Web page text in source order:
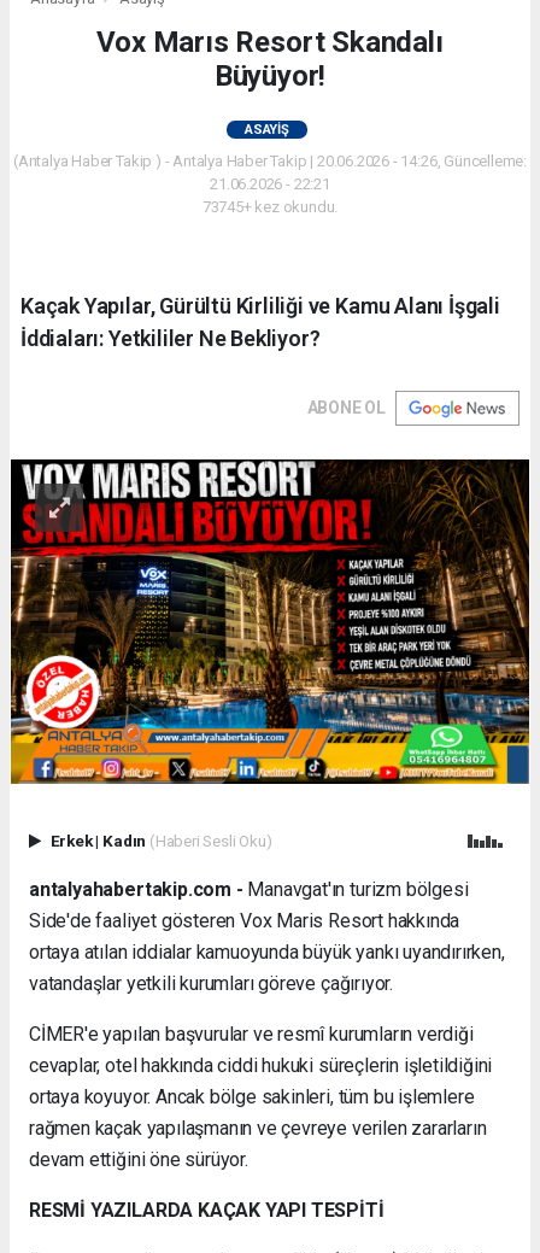
Vox Marıs Resort Skandalı
Büyüyor!
ASAYIŞ
(Antalya Haber Takip ) - Antalya Haber Takip | 20.06.2026 - 14:26, Güncelleme:
21.06.2026 - 22:21
73745+ kez okundu.
Kaçak Yapılar, Gürültü Kirliliği ve Kamu Alanı İşgali
İddiaları: Yetkililer Ne Bekliyor?
ABONE OL
Erkek| Kadın (Haberi Sesli Oku)
antalyahabertakip.com - Manavgat'ın turizm bölgesi
Side'de faaliyet gösteren Vox Maris Resort hakkında
ortaya atılan iddialar kamuoyunda büyük yankı uyandırırken,
vatandaşlar yetkili kurumları göreve çağırıyor.
CİMER'e yapılan başvurular ve resmî kurumların verdiği
cevaplar, otel hakkında ciddi hukuki süreçlerin işletildiğini
ortaya koyuyor. Ancak bölge sakinleri, tüm bu işlemlere
rağmen kaçak yapılaşmanın ve çevreye verilen zararların
devam ettiğini öne sürüyor.
RESMİ YAZILARDA KAÇAK YAPI TESPİTİ